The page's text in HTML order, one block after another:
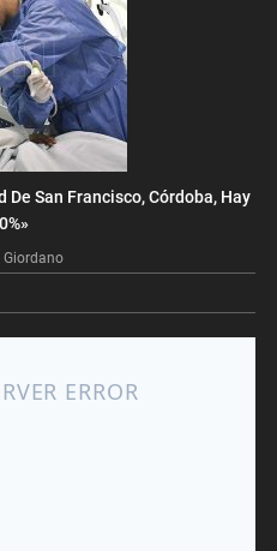
De San Francisco, Córdoba, Hay
Giordano